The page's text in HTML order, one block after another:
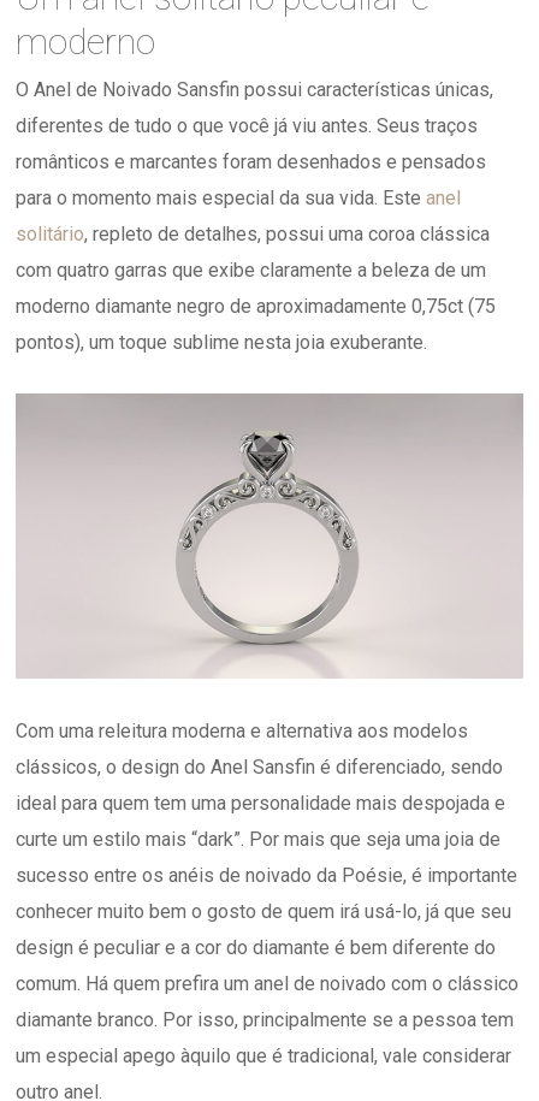
moderno
O Anel de Noivado Sansfin possui características únicas,
diferentes de tudo o que você já viu antes. Seus traços
românticos e marcantes foram desenhados e pensados
para o momento mais especial da sua vida. Esteanel
solitário, repleto de detalhes, possui uma coroa clássica
com quatro garras que exibe claramente a beleza de um
moderno diamante negro de aproximadamente 0,75ct (75
pontos), um toque sublime nesta joia exuberante.
Com uma releitura moderna e alternativa aos modelos
clássicos, o design do Anel Sansfin é diferenciado, sendo
ideal para quem tem uma personalidade mais despojada e
curte um estilo mais “dark”. Por mais que seja uma joia de
sucesso entre os anéis de noivado da Poésie, é importante
conhecer muito bem o gosto de quem irá usá-lo, já que seu
design é peculiar e a cor do diamante é bem diferente do
comum. Há quem prefira um anel de noivado com o clássico
diamante branco. Por isso, principalmente se a pessoa tem
um especial apego àquilo que é tradicional, vale considerar
outro anel.